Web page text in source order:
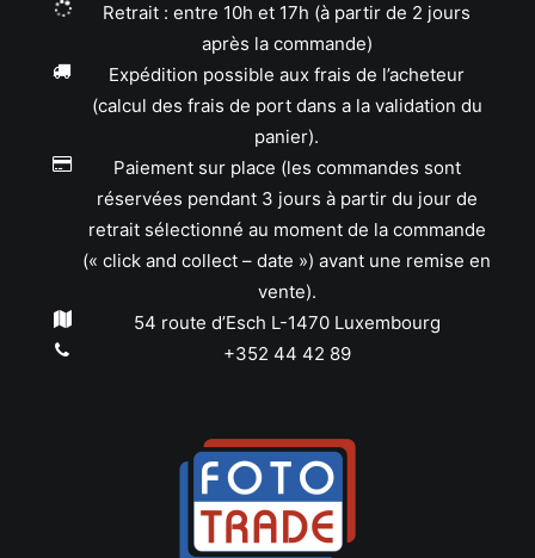
Retrait : entre 10h et 17h (à partir de 2 jours
après la commande)
Expédition possible aux frais de l’acheteur
(calcul des frais de port dans a la validation du
panier).
Paiement sur place (les commandes sont
réservées pendant 3 jours à partir du jour de
retrait sélectionné au moment de la commande
(« click and collect – date ») avant une remise en
vente).
54 route d’Esch L-1470 Luxembourg
+352 44 42 89